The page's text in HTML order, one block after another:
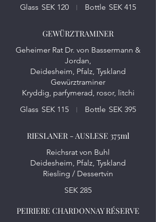
Glass SEK 120 Bottle SEK 415
GEWÜRZTRAMINER
Geheimer Rat Dr. von Bassermann &
Jordan,
Deidesheim, Pfalz, Tyskland
Gewürztraminer
Glass SEK 115 Bottle SEK 395
RIESLANER - AUSLESE 375ml
Reichsrat von Buhl
Deidesheim, Pfalz, Tyskland
Riesling / Dessertvin
SEK 285
PEIRIERE CHARDONNAY RÉSERVE